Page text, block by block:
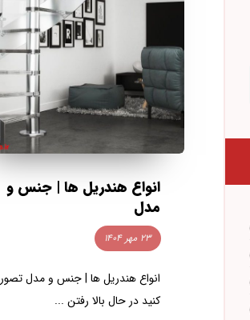
انواع هندریل ها | جنس و
مدل
۲۳ مهر ۱۴۰۴
انواع هندریل ها | جنس و مدل تصور
کنید در حال بالا رفتن ...